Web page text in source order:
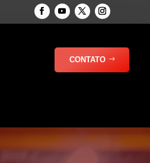
CONTATO